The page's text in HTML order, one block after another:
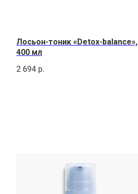
Лосьон-тоник «Detox-balance»,
400 мл
2 694 р.